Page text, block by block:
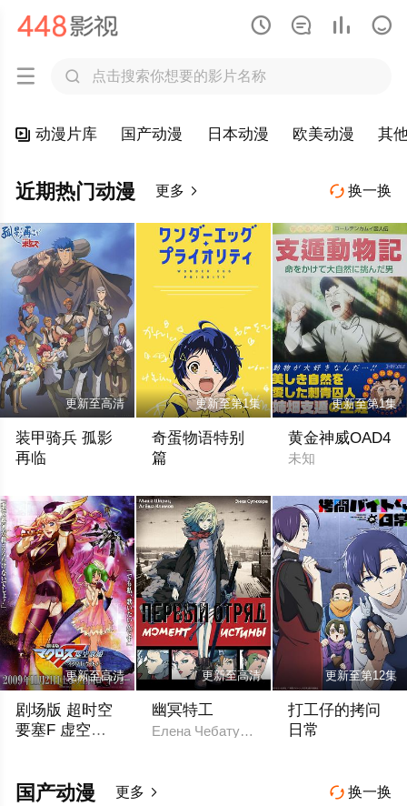
   
 
 动漫片库 国产动漫 日本动漫 欧美动漫 其
 换一换
近期热门动漫 更多 
更新至高清
装甲骑兵 孤影
再临
更新至第1集
奇蛋物语特别
篇
更新至第1集
黄金神威OAD4
未知
更新至高清
剧场版 超时空
要塞F 虚空歌
更新至高清
幽冥特工
Елена Чебатуркина Михаил Тихонов
更新至第12集
打工仔的拷问
日常
 换一换
国产动漫 更多 